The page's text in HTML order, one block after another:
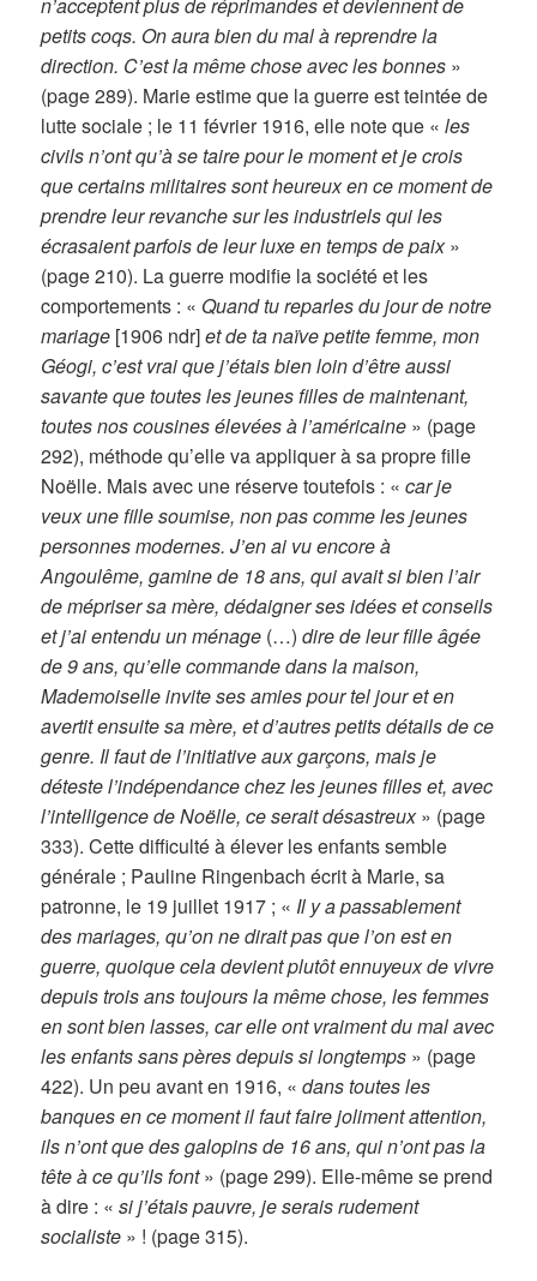
petits coqs. On aura bien du mal à reprendre la
direction. C’est la même chose avec les bonnes »
(page 289). Marie estime que la guerre est teintée de
lutte sociale ; le 11 février 1916, elle note que «les
civils n’ont qu’à se taire pour le moment et je crois
que certains militaires sont heureux en ce moment de
prendre leur revanche sur les industriels qui les
écrasaient parfois de leur luxe en temps de paix»
(page 210). La guerre modifie la société et les
comportements : « Quand tu reparles du jour de notre
mariage [1906 ndr]et de ta naïve petite femme, mon
Géogi, c’est vrai que j’étais bien loin d’être aussi
savante que toutes les jeunes filles de maintenant,
toutes nos cousines élevées à l’américaine » (page
292), méthode qu’elle va appliquer à sa propre fille
Noëlle. Mais avec une réserve toutefois : «car je
veux une fille soumise, non pas comme les jeunes
personnes modernes. J’en ai vu encore à
Angoulême, gamine de 18 ans, qui avait si bien l’air
de mépriser sa mère, dédaigner ses idées et conseils
et j’ai entendu un ménage (…)dire de leur fille âgée
de 9 ans, qu’elle commande dans la maison,
Mademoiselle invite ses amies pour tel jour et en
avertit ensuite sa mère, et d’autres petits détails de ce
genre. Il faut de l’initiative aux garçons, mais je
déteste l’indépendance chez les jeunes filles et, avec
l’intelligence de Noëlle, ce serait désastreux» (page
333). Cette difficulté à élever les enfants semble
générale ; Pauline Ringenbach écrit à Marie, sa
patronne, le 19 juillet 1917 ; « Il y a passablement
des mariages, qu’on ne dirait pas que l’on est en
guerre, quoique cela devient plutôt ennuyeux de vivre
depuis trois ans toujours la même chose, les femmes
en sont bien lasses, car elle ont vraiment du mal avec
les enfants sans pères depuis si longtemps » (page
422). Un peu avant en 1916, «dans toutes les
banques en ce moment il faut faire joliment attention,
ils n’ont que des galopins de 16 ans, qui n’ont pas la
tête à ce qu’ils font» (page 299). Elle-même se prend
à dire : «si j’étais pauvre, je serais rudement
socialiste » ! (page 315).